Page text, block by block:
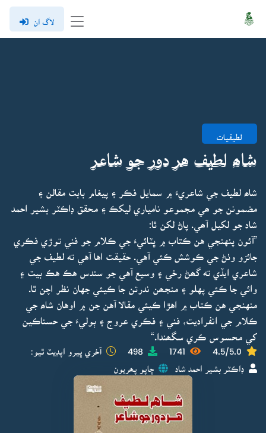
لاگ ان
لطيفيات
شاھ لطيف هر دور جو شاعر
شاھ لطيف جي شاعريءَ ۾ سمايل فڪر ۽ پيغام بابت مقالن ۽
مضمونن جو ھي مجموعو نامياري ليکڪ ۽ محقق ڊاڪٽر بشير احمد
شاد جو لکيل آھي. پاڻ لکن ٿا:
”آئون پنهنجي هن ڪتاب ۾ ڀٽائيءَ جي ڪلام جو فني توڙي فڪري
جائزو وٺڻ جي ڪوشش ڪئي آهي. حقيقت اها آهي ته لطيف جي
شاعري ايڏي ته گھڻ رخي ۽ وسيع آهي جو سندس هڪ هڪ بيت ۽
وائي جا ڪئي پهلو ۽ منجھن ندرتن جا ڪيئي جهان نظر اچن ٿا.
منهنجي هن ڪتاب ۾ اهڙا ڪيئي مقالا آهن جن ۾ اوهان شاھ جي
ڪلام جي انفراديت، فني ۽ فڪري عروج ۽ ٻوليءَ جي حسناڪين
کي محسوس ڪري سگھندا.“
4.5/5.0
1741
498 آخري ڀيرو اپڊيٽ ٿيو:
ڊاڪٽر بشير احمد شاد ڇاپو پھريون